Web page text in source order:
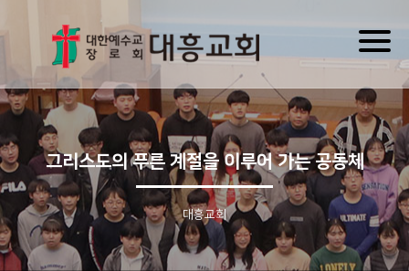
그리스도의 푸른 계절을 이루어 가는 공동체
대흥교회